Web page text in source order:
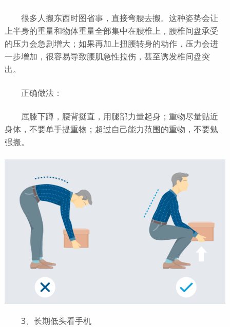
很多人搬东西时图省事，直接弯腰去搬。这种姿势会让
上半身的重量和物体重量全部集中在腰椎上，腰椎间盘承受
的压力会急剧增大；如果再加上扭腰转身的动作，压力会进
一步增加，很容易导致腰肌急性拉伤，甚至诱发椎间盘突
出。
正确做法：
屈膝下蹲，腰背挺直，用腿部力量起身；重物尽量贴近
身体，不要单手提重物；超过自己能力范围的重物，不要勉
强搬。
3、长期低头看手机